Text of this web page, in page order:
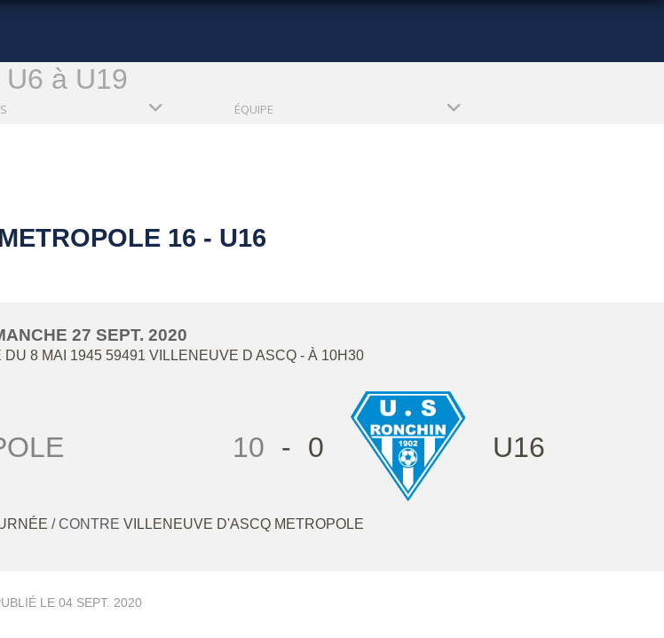
U6 à U19
ÉQUIPE
16 - U16
27 SEPT. 2020
DU 8 MAI 1945 59491 VILLENEUVE D ASCQ - À 10H30
10 - 0 U16
/ CONTRE VILLENEUVE D'ASCQ METROPOLE
LE 04 SEPT. 2020